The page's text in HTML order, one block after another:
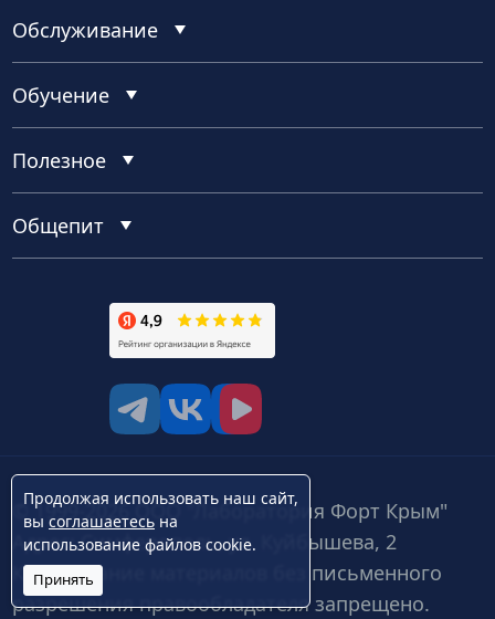
Обслуживание
Обучение
Полезное
Общепит
© 1999-2026 ООО "Лаборатория Форт Крым"
Адрес: Симферополь, ул. Куйбышева, 2
Копирование материалов без письменного
разрешения правообладателя запрещено.
Продолжая использовать наш сайт,
вы соглашаетесь на
использование файлов cookie.
Принять